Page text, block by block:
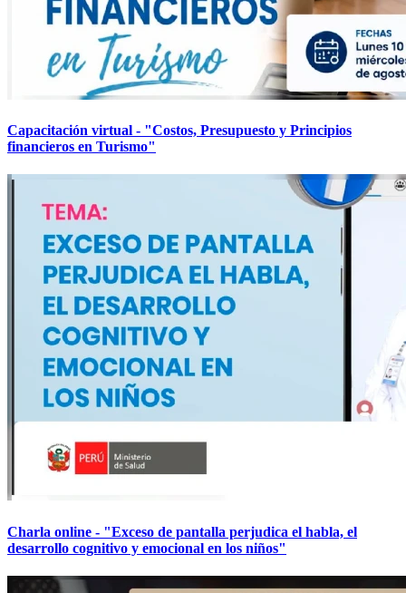
Capacitación virtual - "Costos, Presupuesto y Principios
financieros en Turismo"
Charla online - "Exceso de pantalla perjudica el habla, el
desarrollo cognitivo y emocional en los niños"